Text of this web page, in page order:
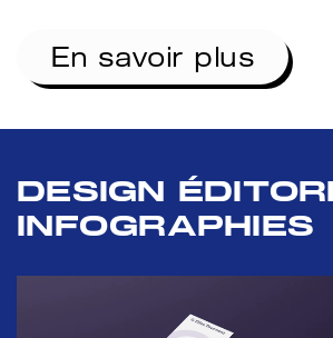
En savoir plus
DESIGN
INFOGRAPHIES